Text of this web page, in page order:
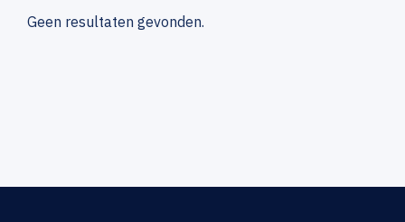
Geen resultaten gevonden.